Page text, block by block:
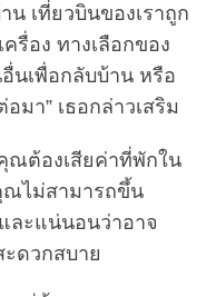
น เที่ยวบินของเราถูก
รื่อง ทางเลือกของ
นเพื่อกลับบ้าน หรือ
มา” เธอกล่าวเสริม
ณต้องเสียค่าที่พักใน
ไม่สามารถขึ้น
ละแน่นอนว่าอาจ
ดวกสบาย